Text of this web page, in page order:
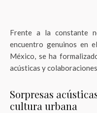
Frente a la constante
encuentro genuinos en
México, se ha
acústicas y
Sorpresas
cultura urbana